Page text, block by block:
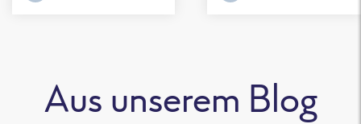
Aus unserem Blog